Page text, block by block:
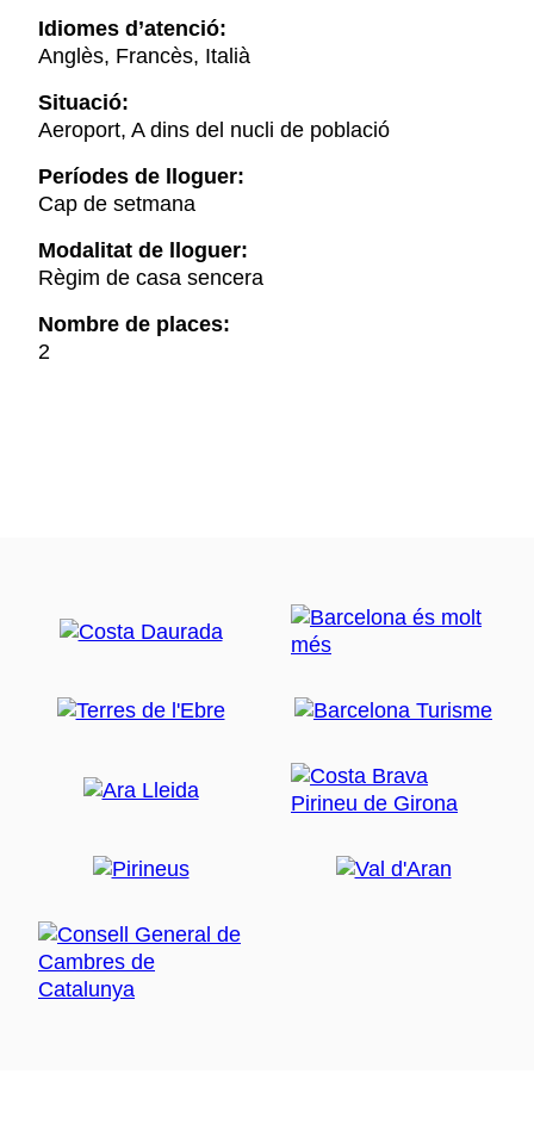
Idiomes d’atenció:
Anglès, Francès, Italià
Situació:
Aeroport, A dins del nucli de població
Períodes de lloguer:
Cap de setmana
Modalitat de lloguer:
Règim de casa sencera
Nombre de places:
2